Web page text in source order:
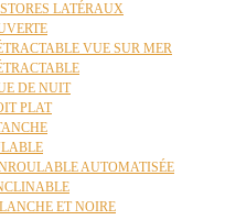
LATÉRAUX
VUE SUR MER
DE NUIT
PLAT
AUTOMATISÉE
ET NOIRE